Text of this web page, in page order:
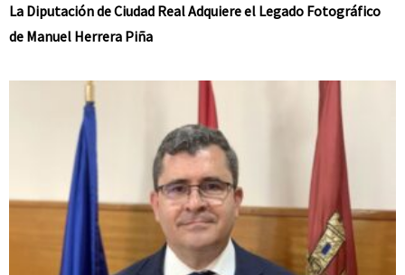
La Diputación de Ciudad Real Adquiere el Legado Fotográfico
de Manuel Herrera Piña